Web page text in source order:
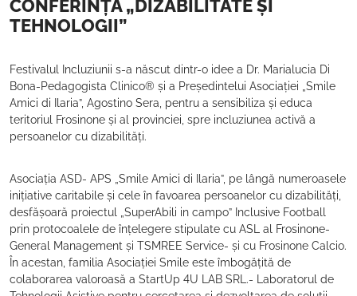
CONFERINȚA „DIZABILITATE ȘI
TEHNOLOGII”
Festivalul Incluziunii s-a născut dintr-o idee a Dr. Marialucia Di
Bona-Pedagogista Clinico® și a Președintelui Asociației „Smile
Amici di Ilaria”, Agostino Sera, pentru a sensibiliza și educa
teritoriul Frosinone și al provinciei, spre incluziunea activă a
persoanelor cu dizabilități.
Asociația ASD- APS „Smile Amici di Ilaria”, pe lângă numeroasele
inițiative caritabile și cele în favoarea persoanelor cu dizabilități,
desfășoară proiectul „SuperAbili in campo” Inclusive Football
prin protocoalele de înțelegere stipulate cu ASL al Frosinone-
General Management și TSMREE Service- și cu Frosinone Calcio.
În acestan, familia Asociației Smile este îmbogățită de
colaborarea valoroasă a StartUp 4U LAB SRL.- Laboratorul de